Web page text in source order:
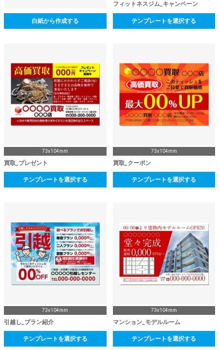
白紙から作成する
フィットネスジム_キャンペーン
テンプレートを選択する
73x104mm
買取_プレゼント
テンプレートを選択する
73x104mm
買取_クーポン
テンプレートを選択する
73x104mm
引越し_プラン紹介
テンプレートを選択する
73x104mm
マンション_モデルルーム
テンプレートを選択する